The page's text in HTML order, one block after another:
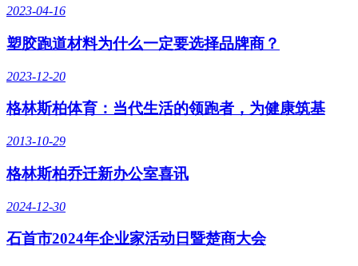
2023-04-16
塑胶跑道材料为什么一定要选择品牌商？
2023-12-20
格林斯柏体育：当代生活的领跑者，为健康筑基
2013-10-29
格林斯柏乔迁新办公室喜讯
2024-12-30
石首市2024年企业家活动日暨楚商大会